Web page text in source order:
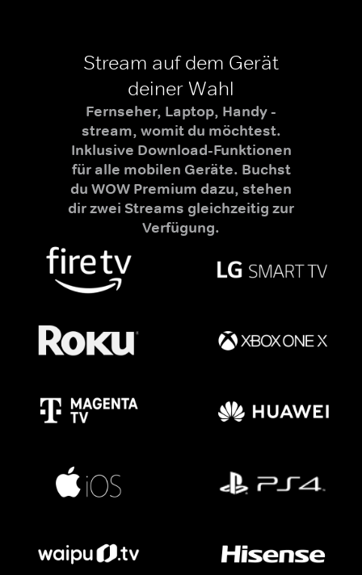
Stream auf dem Gerät
deiner Wahl
Fernseher, Laptop, Handy -
stream, womit du möchtest.
Inklusive Download-Funktionen
für alle mobilen Geräte. Buchst
du WOW Premium dazu, stehen
dir zwei Streams gleichzeitig zur
Verfügung.